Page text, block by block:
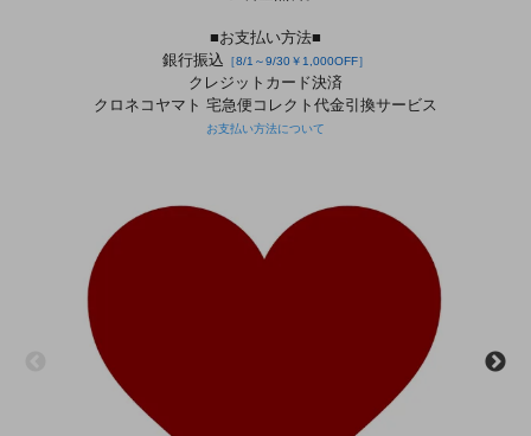
■お支払い方法■
銀行振込 ［8/1～9/30￥1,000OFF］
クレジットカード決済
クロネコヤマト 宅急便コレクト代金引換サービス
お支払い方法について